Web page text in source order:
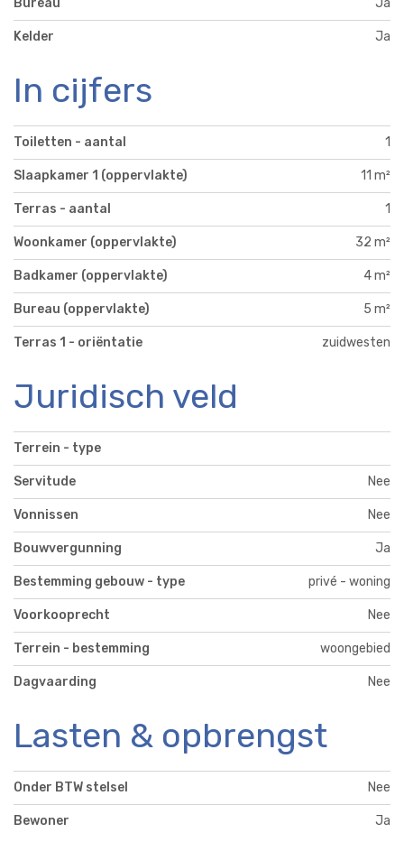
Bureau Ja
Kelder Ja
In cijfers
Toiletten - aantal 1
Slaapkamer 1 (oppervlakte) 11 m²
Terras - aantal 1
Woonkamer (oppervlakte) 32 m²
Badkamer (oppervlakte) 4 m²
Bureau (oppervlakte) 5 m²
Terras 1 - oriëntatie zuidwesten
Juridisch veld
Terrein - type
Servitude Nee
Vonnissen Nee
Bouwvergunning Ja
Bestemming gebouw - type privé - woning
Voorkooprecht Nee
Terrein - bestemming woongebied
Dagvaarding Nee
Lasten & opbrengst
Onder BTW stelsel Nee
Bewoner Ja